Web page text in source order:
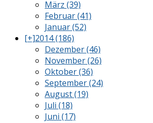
März (39)
Februar (41)
Januar (52)
[+]2014 (186)
Dezember (46)
November (26)
Oktober (36)
September (24)
August (19)
Juli (18)
Juni (17)